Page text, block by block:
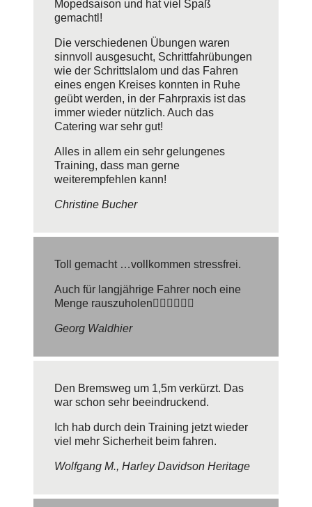
Mopedsaison und hat viel Spaß
gemachtl!
Die verschiedenen Übungen waren
sinnvoll ausgesucht, Schrittfahrübungen
wie der Schrittslalom und das Fahren
eines engen Kreises konnten in Ruhe
geübt werden, in der Fahrpraxis ist das
immer wieder nützlich. Auch das
Catering war sehr gut!
Alles in allem ein sehr gelungenes
Training, dass man gerne
weiterempfehlen kann!
Christine Bucher
Toll gemacht …vollkommen stressfrei.
Auch für langjährige Fahrer noch eine
Menge rauszuholen👍🏾👍🏾👍🏾
Georg Waldhier
Den Bremsweg um 1,5m verkürzt. Das
war schon sehr beeindruckend.
Ich hab durch dein Training jetzt wieder
viel mehr Sicherheit beim fahren.
Wolfgang M., Harley Davidson Heritage